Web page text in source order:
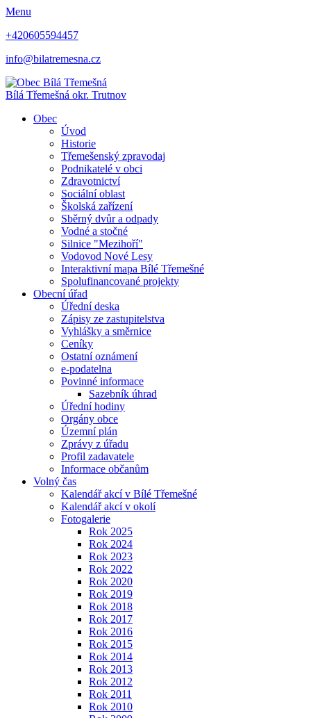
Menu
+420605594457
info@bilatremesna.cz
Bílá Třemešná okr. Trutnov
Obec
Úvod
Historie
Třemešenský zpravodaj
Podnikatelé v obci
Zdravotnictví
Sociální oblast
Školská zařízení
Sběrný dvůr a odpady
Vodné a stočné
Silnice "Mezihoří"
Vodovod Nové Lesy
Interaktivní mapa Bílé Třemešné
Spolufinancované projekty
Obecní úřad
Úřední deska
Zápisy ze zastupitelstva
Vyhlášky a směrnice
Ceníky
Ostatní oznámení
e-podatelna
Povinné informace
Sazebník úhrad
Úřední hodiny
Orgány obce
Územní plán
Zprávy z úřadu
Profil zadavatele
Informace občanům
Volný čas
Kalendář akcí v Bílé Třemešné
Kalendář akcí v okolí
Fotogalerie
Rok 2025
Rok 2024
Rok 2023
Rok 2022
Rok 2020
Rok 2019
Rok 2018
Rok 2017
Rok 2016
Rok 2015
Rok 2014
Rok 2013
Rok 2012
Rok 2011
Rok 2010